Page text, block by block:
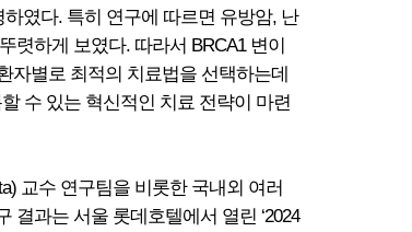
였다. 특히 연구에 따르면 유방암, 난
렷하게 보였다. 따라서 BRCA1 변이
자별로 최적의 치료법을 선택하는데
수 있는 혁신적인 치료 전략이 마련
교수 연구팀을 비롯한 국내외 여러
과는 서울 롯데호텔에서 열린 ‘2024